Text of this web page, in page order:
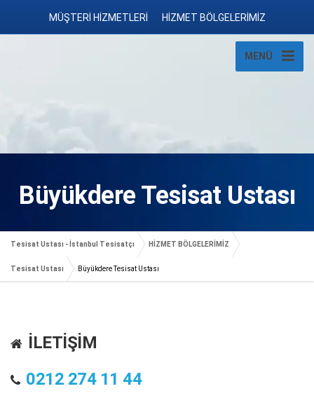
MÜŞTERİ HİZMETLERİ HİZMET BÖLGELERİMİZ
MENÜ
Büyükdere Tesisat Ustası
Tesisat Ustası - İstanbul Tesisatçı HİZMET BÖLGELERİMİZ
Tesisat Ustası Büyükdere Tesisat Ustası
İLETİŞİM
0212 274 11 44